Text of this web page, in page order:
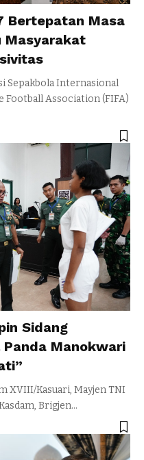
Bertepatan Masa
Masyarakat
Sepakbola Internasional
Football Association (FIFA)
Sidang
Manokwari
XVIII/Kasuari, Mayjen TNI
Brigjen…